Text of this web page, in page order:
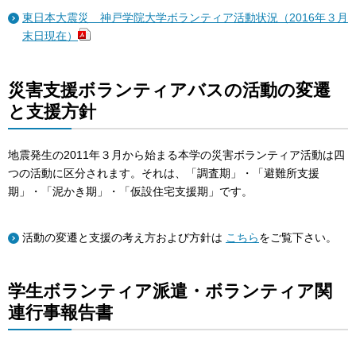
東日本大震災 神戸学院大学ボランティア活動状況（2016年３月
末日現在）
災害支援ボランティアバスの活動の変遷
と支援方針
地震発生の2011年３月から始まる本学の災害ボランティア活動は四
つの活動に区分されます。それは、「調査期」・「避難所支援
期」・「泥かき期」・「仮設住宅支援期」です。
活動の変遷と支援の考え方および方針は こちらをご覧下さい。
学生ボランティア派遣・ボランティア関
連行事報告書